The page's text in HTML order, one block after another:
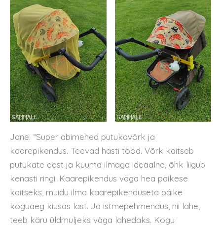
Jane: “Super abimehed putukavõrk ja
kaarepikendus. Teevad hästi tööd. Võrk kaitseb
putukate eest ja kuuma ilmaga ideaalne, õhk liigub
kenasti ringi. Kaarepikendus väga hea päikese
kaitseks, muidu ilma kaarepikenduseta päike
koguaeg kiusas last. Ja istmepehmendus, nii lahe,
teeb käru üldmuljeks väga lahedaks. Kogu